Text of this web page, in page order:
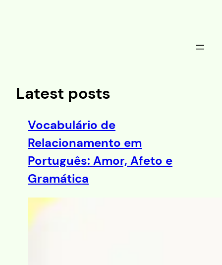
Latest posts
Vocabulário de
Relacionamento em
Português: Amor, Afeto e
Gramática